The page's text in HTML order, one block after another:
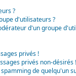
?
d'utilisateurs ?
d'un groupe
privés !
privés non-désirés !
de quelqu'un